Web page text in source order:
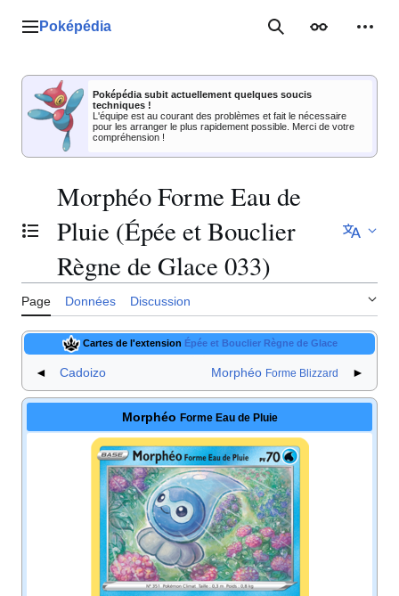
Menu principal
Poképédia RechercherApparence
Poképédia subit actuellement quelques soucis
techniques !
L'équipe est au courant des problèmes et fait le nécessaire
pour les arranger le plus rapidement possible. Merci de votre
compréhension !
Basculer la table des matières
Morphéo Forme Eau de
Pluie (Épée et Bouclier
Règne de Glace 033)
Page Données Discussion
Cartes de l'extension Épée et Bouclier Règne de Glace
◄ Cadoizo Morphéo Forme Blizzard ►
Morphéo Forme Eau de Pluie